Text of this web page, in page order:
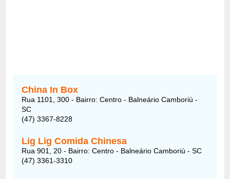
China In Box
Rua 1101, 300 - Bairro: Centro - Balneário Camboriú -
SC
(47) 3367-8228
Lig Lig Comida Chinesa
Rua 901, 20 - Bairro: Centro - Balneário Camboriú - SC
(47) 3361-3310